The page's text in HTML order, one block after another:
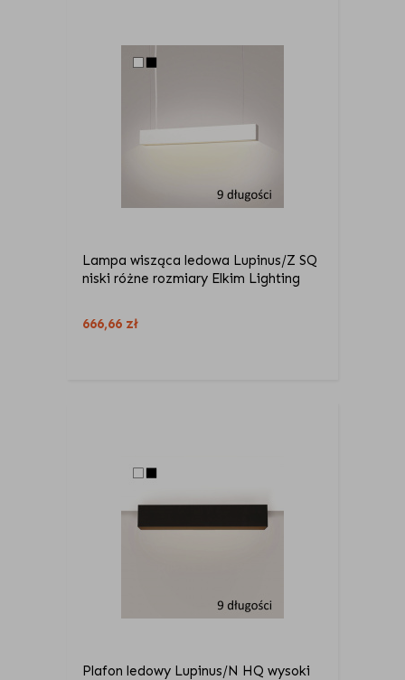
Lampa wisząca ledowa Lupinus/Z SQ
niski różne rozmiary Elkim Lighting
666,66 zł
Plafon ledowy Lupinus/N HQ wysoki